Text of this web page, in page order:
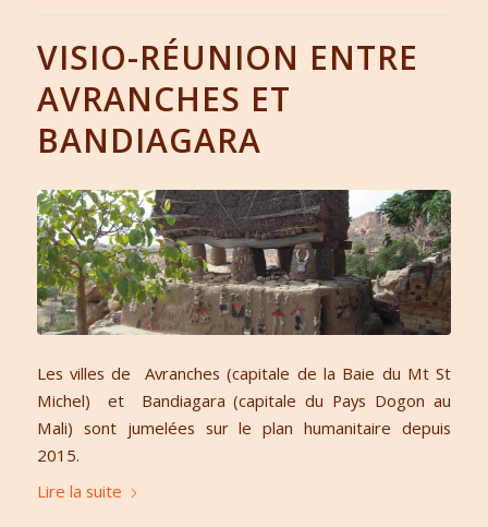
VISIO-RÉUNION ENTRE
AVRANCHES ET
BANDIAGARA
Les villes de Avranches (capitale de la Baie du Mt St
Michel) et Bandiagara (capitale du Pays Dogon au
Mali) sont jumelées sur le plan humanitaire depuis
2015.
Lire la suite